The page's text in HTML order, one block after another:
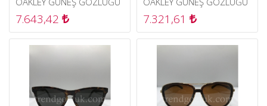
7.643,42 7.321,61